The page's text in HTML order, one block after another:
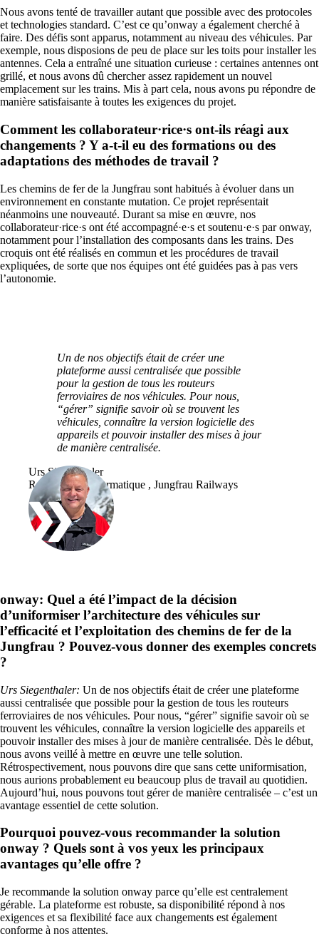
Nous avons tenté de travailler autant que possible avec des protocoles
et technologies standard. C’est ce qu’onway a également cherché à
faire. Des défis sont apparus, notamment au niveau des véhicules. Par
exemple, nous disposions de peu de place sur les toits pour installer les
antennes. Cela a entraîné une situation curieuse : certaines antennes ont
grillé, et nous avons dû chercher assez rapidement un nouvel
emplacement sur les trains. Mis à part cela, nous avons pu répondre de
manière satisfaisante à toutes les exigences du projet.
Comment les collaborateur·rice·s ont-ils réagi aux
changements ? Y a-t-il eu des formations ou des
adaptations des méthodes de travail ?
Les chemins de fer de la Jungfrau sont habitués à évoluer dans un
environnement en constante mutation. Ce projet représentait
néanmoins une nouveauté. Durant sa mise en œuvre, nos
collaborateur·rice·s ont été accompagné·e·s et soutenu·e·s par onway,
notamment pour l’installation des composants dans les trains. Des
croquis ont été réalisés en commun et les procédures de travail
expliquées, de sorte que nos équipes ont été guidées pas à pas vers
l’autonomie.
Un de nos objectifs était de créer une
plateforme aussi centralisée que possible
pour la gestion de tous les routeurs
ferroviaires de nos véhicules. Pour nous,
“gérer” signifie savoir où se trouvent les
véhicules, connaître la version logicielle des
appareils et pouvoir installer des mises à jour
de manière centralisée.
Urs Siegenthaler
Responsable informatique , Jungfrau Railways
onway: Quel a été l’impact de la décision
d’uniformiser l’architecture des véhicules sur
l’efficacité et l’exploitation des chemins de fer de la
Jungfrau ? Pouvez-vous donner des exemples concrets
?
Urs Siegenthaler: Un de nos objectifs était de créer une plateforme
aussi centralisée que possible pour la gestion de tous les routeurs
ferroviaires de nos véhicules. Pour nous, “gérer” signifie savoir où se
trouvent les véhicules, connaître la version logicielle des appareils et
pouvoir installer des mises à jour de manière centralisée. Dès le début,
nous avons veillé à mettre en œuvre une telle solution.
Rétrospectivement, nous pouvons dire que sans cette uniformisation,
nous aurions probablement eu beaucoup plus de travail au quotidien.
Aujourd’hui, nous pouvons tout gérer de manière centralisée – c’est un
avantage essentiel de cette solution.
Pourquoi pouvez-vous recommander la solution
onway ? Quels sont à vos yeux les principaux
avantages qu’elle offre ?
Je recommande la solution onway parce qu’elle est centralement
gérable. La plateforme est robuste, sa disponibilité répond à nos
exigences et sa flexibilité face aux changements est également
conforme à nos attentes.